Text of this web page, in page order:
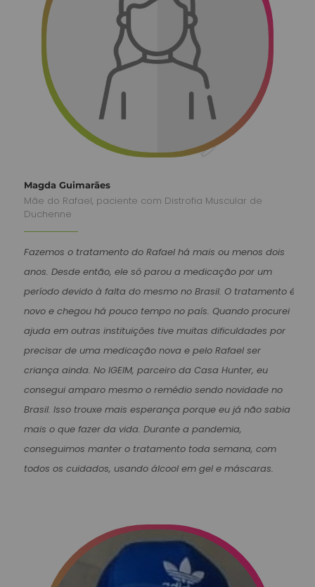
Magda Guimarães
Mãe do Rafael, paciente com Distrofia Muscular de
Duchenne
Fazemos o tratamento do Rafael há mais ou menos dois
anos. Desde então, ele só parou a medicação por um
período devido à falta do mesmo no Brasil. O tratamento é
novo e chegou há pouco tempo no país. Quando procurei
ajuda em outras instituições tive muitas dificuldades por
precisar de uma medicação nova e pelo Rafael ser
criança ainda. No IGEIM, parceiro da Casa Hunter, eu
consegui amparo mesmo o remédio sendo novidade no
Brasil. Isso trouxe mais esperança porque eu já não sabia
mais o que fazer da vida. Durante a pandemia,
conseguimos manter o tratamento toda semana, com
todos os cuidados, usando álcool em gel e máscaras.